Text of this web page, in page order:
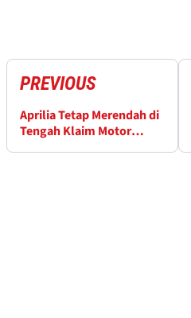
PREVIOUS
Aprilia Tetap Merendah di
Tengah Klaim Motor